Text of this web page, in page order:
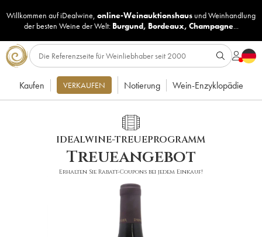
Willkommen auf iDealwine, online-Weinauktionshaus undWeinhandlung
der besten Weine der Welt: Burgund, Bordeaux, Champagne...
Kaufen VERKAUFEN Notierung Wein-Enzyklopädie
IDEALWINE-TREUEPROGRAMM
Treueangebot
Erhalten Sie Rabatt-Coupons bei jedem Einkauf!